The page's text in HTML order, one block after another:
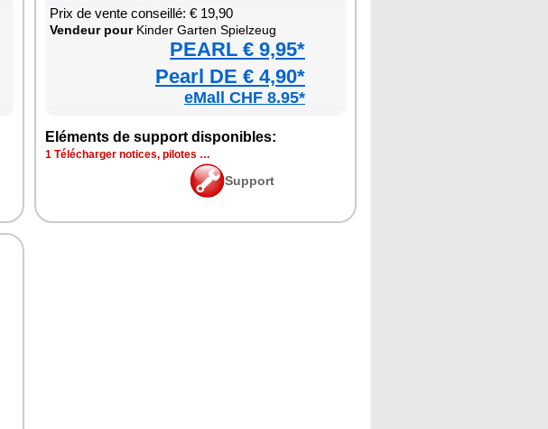
Prix de vente conseillé: € 19,90
Ven­deur pourKin­der Gar­ten Spiel­zeug
PEARL € 9,95*
Pearl DE € 4,90*
eMall CHF 8.95*
Elé­ments de sup­port dis­po­nibles:
1 Télé­char­ger notices, pilotes …
Sup­port